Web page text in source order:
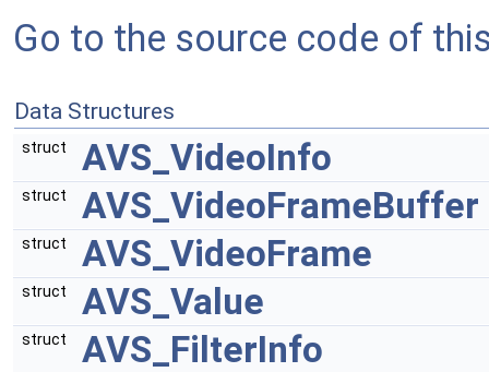
Go to the source code of
Data Structures
struct AVS_VideoInfo
struct AVS_VideoFrameBuffer
struct AVS_VideoFrame
struct AVS_Value
struct AVS_FilterInfo